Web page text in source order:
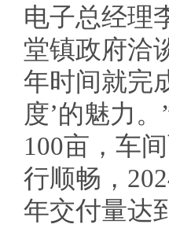
电子总经理
堂镇政府洽
年时间就完
度’的魅力
100亩，车
行顺畅，
年交付量达